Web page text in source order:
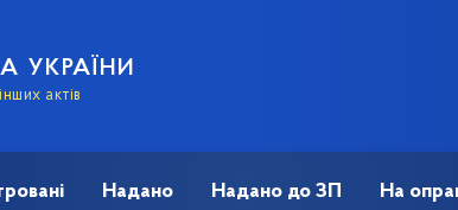
УКРАЇНИ
актів
Надано Надано до ЗП На